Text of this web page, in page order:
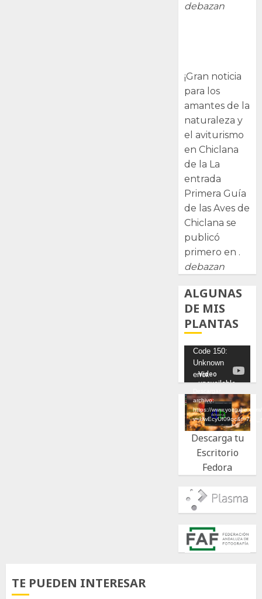
debazan
¡Gran noticia
para los
amantes de la
naturaleza y
el aviturismo
en Chiclana
de la La
entrada
Primera Guía
de las Aves de
Chiclana se
publicó
primero en .
debazan
ALGUNAS
DE MIS
PLANTAS
Reproductor
de
vídeo
Code 150:
Unknown
error.
archivo:
https://
Descarga tu
Escritorio
Fedora
TE PUEDEN INTERESAR